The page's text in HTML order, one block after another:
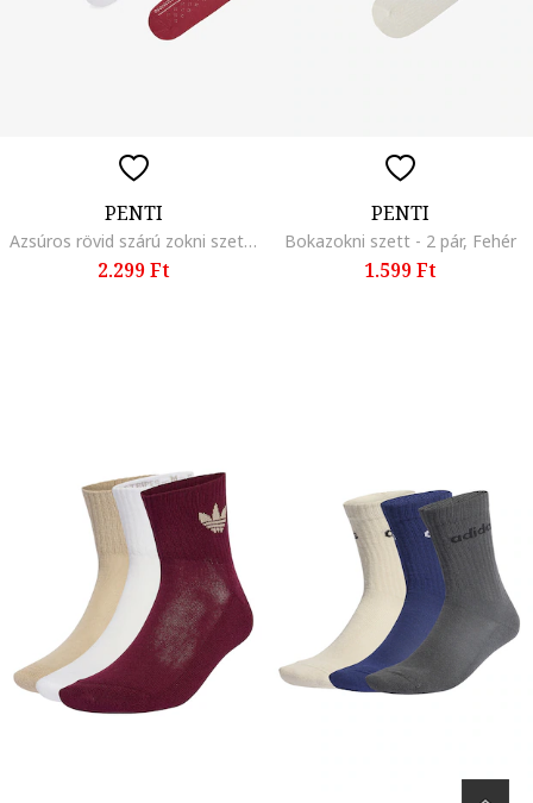
PENTI
Azsúros rövid szárú zokni szett - 3 pár, Fehér, Bordó, Púderrózsaszín,
2.299 Ft
PENTI
Bokazokni szett - 2 pár, Fehér
1.599 Ft